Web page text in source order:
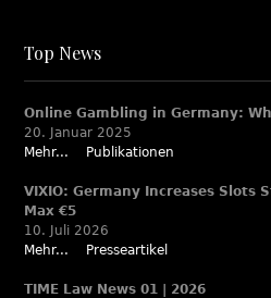
Top News
Online Gambling in Germany:
20. Januar 2025
Mehr...
Publikationen
VIXIO: Germany Increases Slots
Max €5
10. Juli 2026
Mehr...
Presseartikel
TIME Law News 01 | 2026